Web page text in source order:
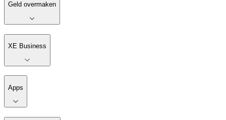
Geld overmaken
XE Business
Apps